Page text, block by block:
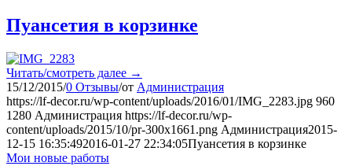
Пуансетия в корзинке
Читать/смотреть далее →
15/12/2015/0 Отзывы/от Администрация
https://lf-decor.ru/wp-content/uploads/2016/01/IMG_2283.jpg 960
1280 Администрация https://lf-decor.ru/wp-
content/uploads/2015/10/pr-300x1661.png Администрация2015-
12-15 16:35:492016-01-27 22:34:05Пуансетия в корзинке
Мои новые работы